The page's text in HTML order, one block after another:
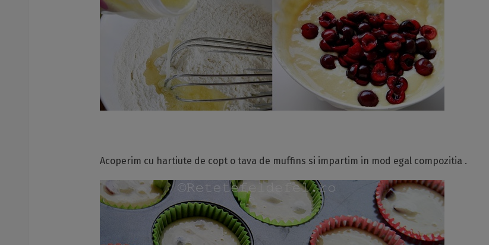
Acoperim cu hartiute de copt o tava de muffins si impartim in mod egal compozitia .